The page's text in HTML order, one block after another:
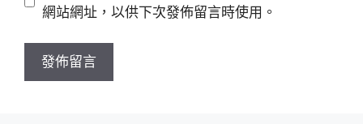
站
址
網站網址，以供下次發佈留言時使用。